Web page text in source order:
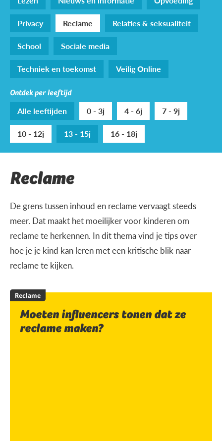
Privacy
Reclame
Relaties & seksualiteit
School
Sociale media
Techniek en toekomst
Veilig Online
Ontdek per leeftijd
Alle leeftijden 0 - 3j 4 - 6j
7 - 9j
10 - 12j
13 - 15j 16 - 18j
Reclame
De grens tussen inhoud en reclame vervaagt steeds
meer. Dat maakt het moeilijker voor kinderen om
reclame te herkennen. In dit thema vind je tips over
hoe je je kind kan leren met een kritische blik naar
reclame te kijken.
Reclame
Moeten influencers tonen dat ze
reclame maken?